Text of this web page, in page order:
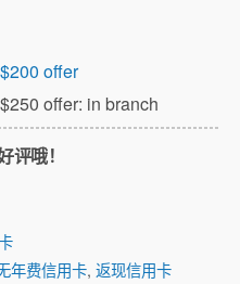
offer
offer: in branch
哦！
年费信用卡, 返现信用卡